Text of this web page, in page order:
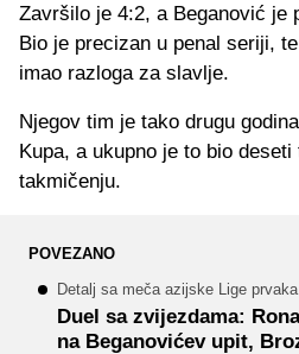
Završilo je 4:2, a Beganović je
Bio je precizan u penal seriji,
imao razloga za slavlje.
Njegov tim je tako drugu
Kupa, a ukupno je to bio
takmičenju.
POVEZANO
Detalj sa meča azijske Lige prvaka
Duel sa zvijezdama:
na Beganovićev upit,